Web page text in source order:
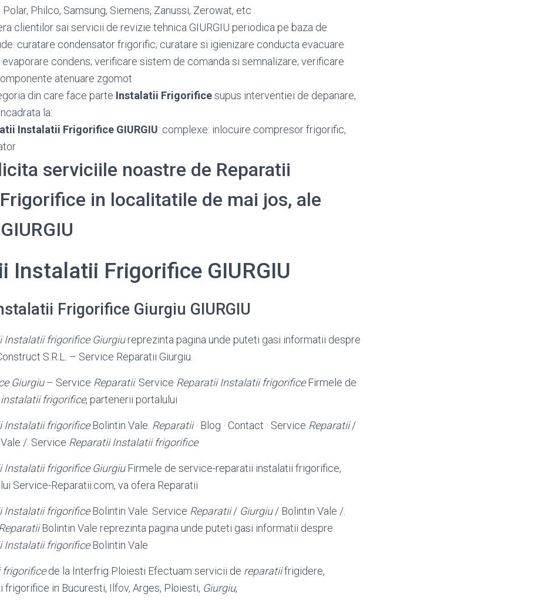
Polar, Philco, Samsung, Siemens, Zanussi, Zerowat, etc
clientilor sai servicii de revizie tehnica GIURGIU periodica pe baza de
curatare condensator frigorific; curatare si igienizare conducta evacuare
condens; verificare sistem de comanda si semnalizare; verificare
atenuare zgomot
din care face parte Instalatii Frigorificesupus interventiei de depanare,
la:
Instalatii Frigorifice GIURGIU: complexe: inlocuire compresor frigorific,
serviciile noastre de Reparatii
in localitatile de mai jos, ale
Instalatii Frigorifice GIURGIU
Frigorifice Giurgiu GIURGIU
Instalatii frigorifice Giurgiureprezinta pagina unde puteti gasi informatii despre
S.R.L. – Service Reparatii Giurgiu.
Giurgiu– Service Reparatii. Service Reparatii Instalatii frigorificeFirmele de
frigorifice, partenerii portalului
Instalatii frigorificeBolintin Vale. Reparatii· Blog · Contact · Service Reparatii/
/. Service Reparatii Instalatii frigorifice
Instalatii frigorifice GiurgiuFirmele de service-reparatii instalatii frigorifice,
Service-Reparatii.com, va ofera Reparatii
Instalatii frigorificeBolintin Vale. Service Reparatii/ Giurgiu/ Bolintin Vale /.
ReparatiiBolintin Vale reprezinta pagina unde puteti gasi informatii despre
Instalatii frigorificeBolintin Vale
de la Interfrig Ploiesti Efectuam servicii de reparatiifrigidere,
frigorifice in Bucuresti, Ilfov, Arges, Ploiesti, Giurgiu,